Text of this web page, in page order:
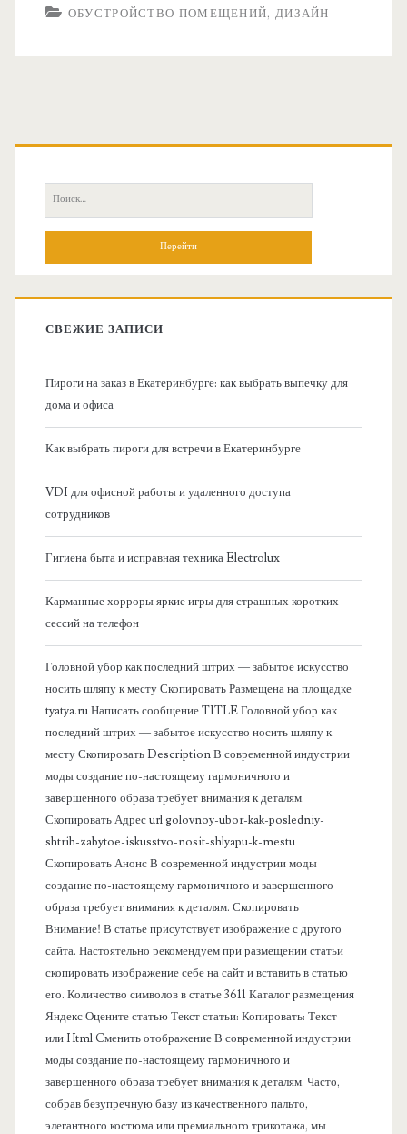
ОБУСТРОЙСТВО ПОМЕЩЕНИЙ, ДИЗАЙН
О
П
о
:
СВЕЖИЕ ЗАПИСИ
Пироги на заказ в Екатеринбурге: как выбрать выпечку для
дома и офиса
Как выбрать пироги для встречи в Екатеринбурге
VDI для офисной работы и удаленного доступа
сотрудников
Гигиена быта и исправная техника Electrolux
Карманные хорроры яркие игры для страшных коротких
сессий на телефон
Головной убор как последний штрих — забытое искусство
носить шляпу к месту Скопировать Размещена на площадке
tyatya.ru Написать сообщение TITLE Головной убор как
последний штрих — забытое искусство носить шляпу к
месту Скопировать Description В современной индустрии
моды создание по-настоящему гармоничного и
завершенного образа требует внимания к деталям.
Скопировать Адрес url golovnoy-ubor-kak-posledniy-
shtrih-zabytoe-iskusstvo-nosit-shlyapu-k-mestu
Скопировать Анонс В современной индустрии моды
создание по-настоящему гармоничного и завершенного
образа требует внимания к деталям. Скопировать
Внимание! В статье присутствует изображение с другого
сайта. Настоятельно рекомендуем при размещении статьи
скопировать изображение себе на сайт и вставить в статью
его. Количество символов в статье 3611 Каталог размещения
Яндекс Оцените статью Текст статьи: Копировать: Текст
или Html Cменить отображение В современной индустрии
моды создание по-настоящему гармоничного и
завершенного образа требует внимания к деталям. Часто,
собрав безупречную базу из качественного пальто,
элегантного костюма или премиального трикотажа, мы